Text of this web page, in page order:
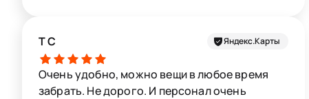
Яндекс.Карты
Т С
Очень удобно, можно вещи в любое время
забрать. Не дорого. И персонал очень